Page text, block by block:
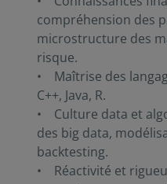
compréhension des
microstructure des
risque.
• Maîtrise des
C++, Java, R.
• Culture data et
des big data,
backtesting.
• Réactivité et